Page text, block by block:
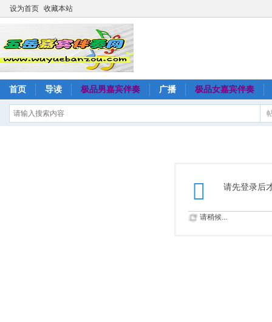
设为首页 收藏本站
首页 导读 极品男嘉宾伴奏 广播 极品女嘉宾伴奏
请先登录后
请稍候...